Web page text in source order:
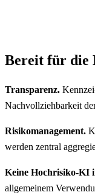
Bereit für die
Transparenz.
Nachvollziehbarkeit
Risikomanagement.
werden zentral
Keine Hochrisiko-KI
allgemeinem